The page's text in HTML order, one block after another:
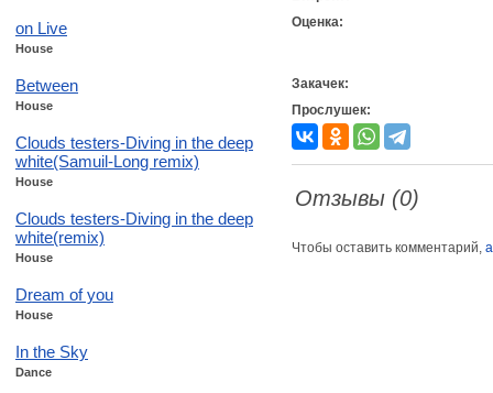
on Live
House
Between
House
Clouds testers-Diving in the deep
white(Samuil-Long remix)
House
Clouds testers-Diving in the deep
white(remix)
House
Dream of you
House
In the Sky
Dance
Оценка:
Закачек:
Прослушек:
Отзывы (0)
Чтобы оставить комментарий,